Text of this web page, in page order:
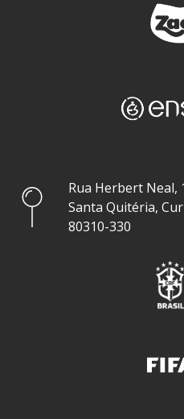
Rua Herbert Neal,
Santa Quitéria,
80310-330